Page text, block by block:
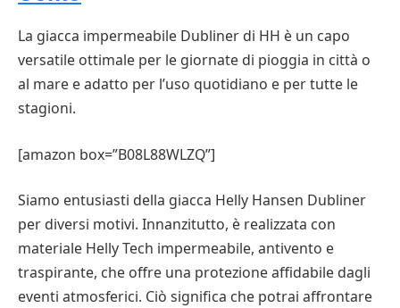
La giacca impermeabile Dubliner di HH è un capo
versatile ottimale per le giornate di pioggia in città o
al mare e adatto per l’uso quotidiano e per tutte le
stagioni.
[amazon box=”B08L88WLZQ”]
Siamo entusiasti della giacca Helly Hansen Dubliner
per diversi motivi. Innanzitutto, è realizzata con
materiale Helly Tech impermeabile, antivento e
traspirante, che offre una protezione affidabile dagli
eventi atmosferici. Ciò significa che potrai affrontare